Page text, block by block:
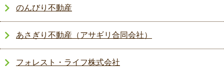
のんびり不動産
あさぎり不動産（アサギリ合同会社）
フォレスト・ライフ株式会社